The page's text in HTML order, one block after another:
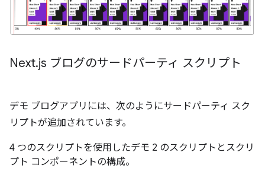
Next.js ブログのサードパーティ スクリプト
デモ ブログアプリには、次のようにサードパーティ スク
リプトが追加されています。
4 つのスクリプトを使用したデモ 2 のスクリプトとスクリ
プト コンポーネントの構成。